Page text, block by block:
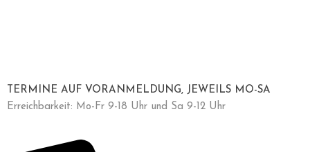
TERMINE AUF VORANMELDUNG, JEWEILS MO-SA
Erreichbarkeit: Mo-Fr 9-18 Uhr und Sa 9-12 Uhr